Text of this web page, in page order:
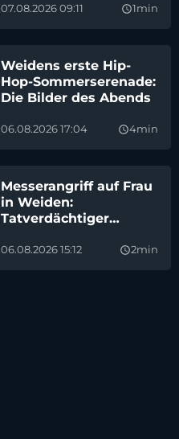
07.08.2026 09:11 query_builder1min
Weidens erste Hip-
Hop-Sommerserenade:
Die Bilder des Abends
06.08.2026 17:04 query_builder4min
Messerangriff auf Frau
in Weiden:
Tatverdächtiger
06.08.2026 15:12 query_builder2min